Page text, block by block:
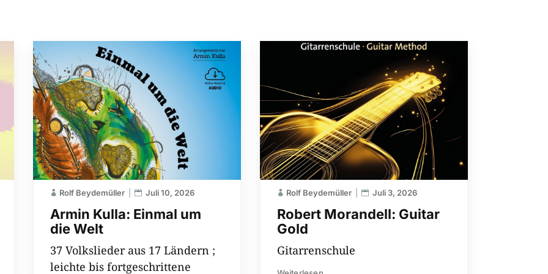
Armin Kulla: Einmal um
die Welt
Rolf Beydemüller Juli 10, 2026
37 Volkslieder aus 17 Ländern ;
leichte bis fortgeschrittene
Robert Morandell: Guitar
Gold
Rolf Beydemüller Juli 3, 2026
Gitarrenschule